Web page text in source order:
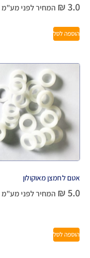
₪3.0 המחיר לפני מע"מ
הוספה לסל
אטם לחמצן מאוקולון
₪5.0 המחיר לפני מע"מ
הוספה לסל